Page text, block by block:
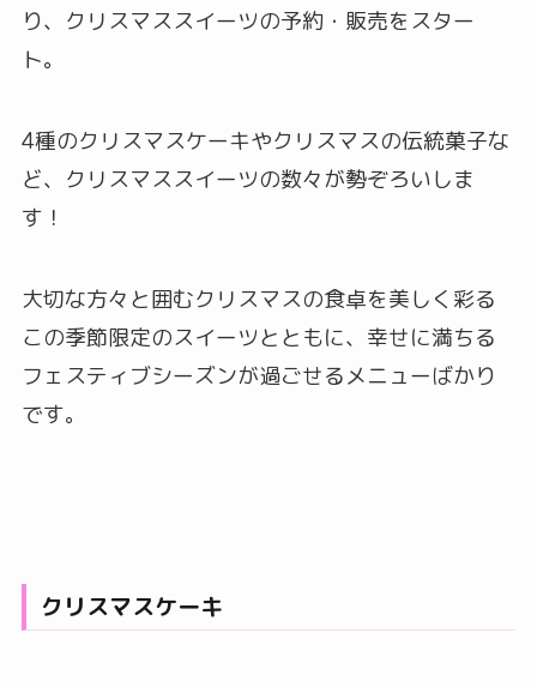
り、クリスマススイーツの予約・販売をスター
ト。
4種のクリスマスケーキやクリスマスの伝統菓子な
ど、クリスマススイーツの数々が勢ぞろいしま
す！
大切な方々と囲むクリスマスの食卓を美しく彩る
この季節限定のスイーツとともに、幸せに満ちる
フェスティブシーズンが過ごせるメニューばかり
です。
クリスマスケーキ